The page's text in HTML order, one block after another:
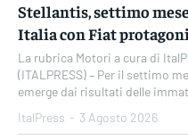
Stellantis, settimo
Italia con Fiat
La rubrica Motori a cura di
(ITALPRESS) – Per il settimo
emerge dai risultati delle
ItalPress - 3 Agosto 2026